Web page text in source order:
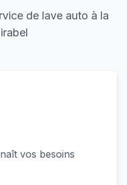
de lave auto à la
vos besoins